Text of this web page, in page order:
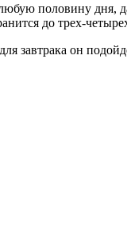
половину дня,
до трех-
завтрака он